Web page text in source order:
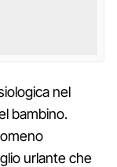
nel
bambino.
urlante che